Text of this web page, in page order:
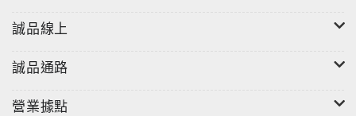
誠品線上
誠品通路
營業據點